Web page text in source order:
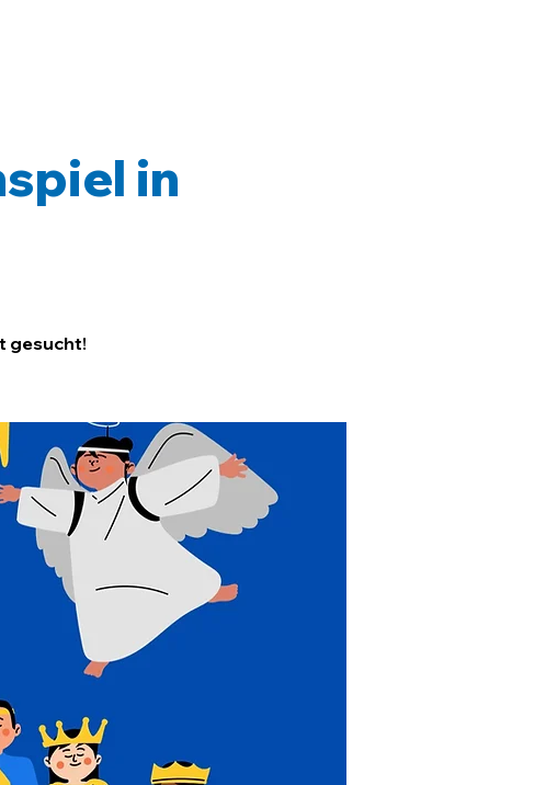
in
gesucht!